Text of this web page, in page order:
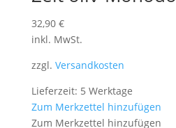
32,90 €
inkl. MwSt.
zzgl. Versandkosten
Lieferzeit: 5 Werktage
Zum Merkzettel hinzufügen
Zum Merkzettel hinzufügen